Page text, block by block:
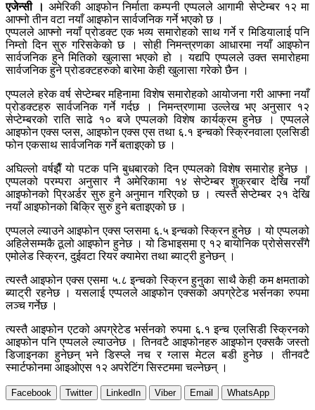
एजेन्सी । अमेरिकी आइफोन निर्माता कम्पनी एप्पलले आगामी सेप्टेम्बर १२ मा
आफ्नो तीन वटा नयाँ आइफोन सार्वजनिक गर्ने भएको छ ।
एप्पलले आफ्नो नयाँ प्रोडक्ट एक भव्य समारोहको साथ गर्ने र मिडियालाई पनि
निम्तो दिन सुरु गरिसकेको छ । सोही निमन्त्रणका आधारमा नयाँ आइफोन
सार्वजनिक हुने मितिको खुलासा भएको हो । यद्यपि एप्पलले उक्त समारोहमा
सार्वजनिक हुने प्रोडक्टहरुको बारेमा केही खुलासा गरेको छैन ।
एप्पलले हरेक वर्ष सेप्टेम्बर महिनामा विशेष समारोहको आयोजना गरी आफ्ना नयाँ
प्रोडक्टहरु सार्वजनिक गर्ने गर्दछ । निमन्त्रणामा उल्लेख भए अनुसार १२
सेप्टेम्बरको राति साढे १० बजे एप्पलको विशेष कार्यक्रम हुनेछ । एप्पलले
आइफोन एक्स प्लस, आइफोन एक्स एस तथा ६.१ इन्चको स्क्रिनवाला एलसिडी
फोन एकसाथ सार्वजनिक गर्ने बताइएको छ ।
अघिल्लो वर्षझैँ यो पटक पनि बुधबारको दिन एप्पलको विशेष समारोह हुनेछ ।
एप्पलको परम्परा अनुसार नै अमेरिकामा १४ सेप्टेम्बर शुक्रबार देखि नयाँ
आइफोनको प्रिअर्डर सुरु हुने अनुमान गरिएको छ । त्यस्तै सेप्टेम्बर २१ देखि
नयाँ आइफोनको बिक्रि सुरु हुने बताइएको छ ।
एप्पलले ल्याउने आइफोन एक्स प्लसमा ६.५ इन्चको स्क्रिन हुनेछ । यो एप्पलको
अहिलेसम्मकै ठूलो आइफोन हुनेछ । यो डिभाइसमा ए १२ बायोनिक प्रोसेसरसँगै
एमोलेड स्क्रिन, दुईवटा रियर क्यामेरा तथा ब्याट्री हुनेछन् ।
त्यस्तै आइफोन एक्स एसमा ५.८ इन्चको स्क्रिन हुनुका साथै केही कम क्षमताको
ब्याट्री रहनेछ । यसलाई एप्पलले आइफोन एक्सको अपग्रेटेड भर्सनका रुपमा
लञ्च गर्नेछ ।
त्यस्तै आइफोन एटको अपग्रेटेड भर्सनको रुपमा ६.१ इन्च एलसिडी स्क्रिनको
आइफोन पनि एप्पलले ल्याउनेछ । तिनवटै आइफोनहरु आइफोन एक्सकै जस्तो
डिजाइनका हुनेछन् भने डिस्प्ले नच र ग्लास मेटल बडी हुनेछ । तीनवटै
स्मार्टफोनमा आइओएस १२ अपरेटिंग सिस्टममा चल्नेछन् ।
Facebook Twitter LinkedIn Viber Email WhatsApp